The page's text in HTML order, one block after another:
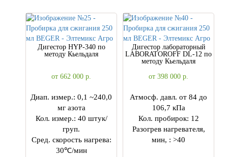
Дигестор HYP-340 по
методу Кьельдаля
от 662 000 р.
Диап. измер.: 0,1 ~240,0
мг азота
Кол. измер.: 40 штук/
груп.
Сред. скорость нагрева:
30℃/мин
Дигестор лабораторный
LABORATOROFF DL-12 по
методу Кьельдаля
от 398 000р.
Атмосф. давл. от 84 до
106,7 кПа
Кол. пробирок: 12
Разогрев нагревателя,
мин, : >40